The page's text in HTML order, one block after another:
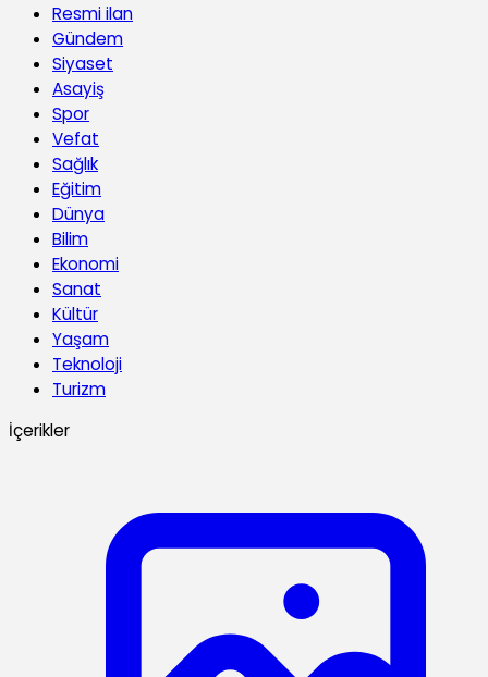
Resmi ilan
Gündem
Siyaset
Asayiş
Spor
Vefat
Sağlık
Eğitim
Dünya
Bilim
Ekonomi
Sanat
Kültür
Yaşam
Teknoloji
Turizm
İçerikler